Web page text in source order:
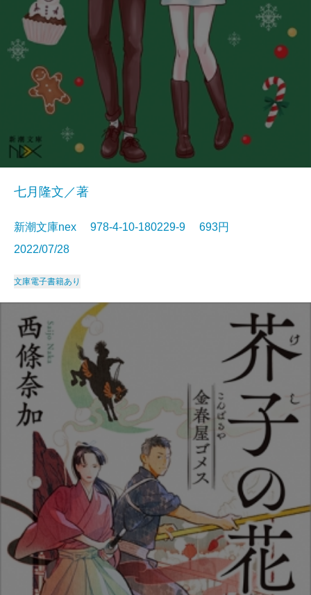
七月隆文／著
新潮文庫nex 978-4-10-180229-9 693円
2022/07/28
文庫電子書籍あり